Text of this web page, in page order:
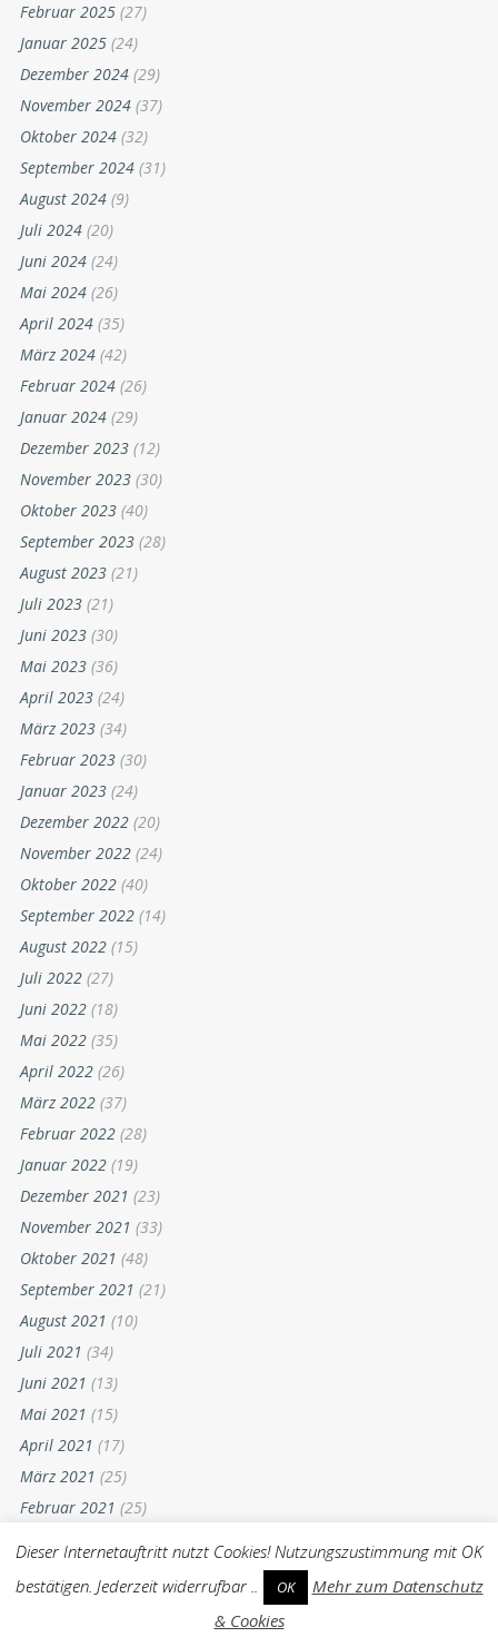
Februar 2025 (27)
Januar 2025 (24)
Dezember 2024 (29)
November 2024 (37)
Oktober 2024 (32)
September 2024 (31)
August 2024 (9)
Juli 2024 (20)
Juni 2024 (24)
Mai 2024 (26)
April 2024 (35)
März 2024 (42)
Februar 2024 (26)
Januar 2024 (29)
Dezember 2023 (12)
November 2023 (30)
Oktober 2023 (40)
September 2023 (28)
August 2023 (21)
Juli 2023 (21)
Juni 2023 (30)
Mai 2023 (36)
April 2023 (24)
März 2023 (34)
Februar 2023 (30)
Januar 2023 (24)
Dezember 2022 (20)
November 2022 (24)
Oktober 2022 (40)
September 2022 (14)
August 2022 (15)
Juli 2022 (27)
Juni 2022 (18)
Mai 2022 (35)
April 2022 (26)
März 2022 (37)
Februar 2022 (28)
Januar 2022 (19)
Dezember 2021 (23)
November 2021 (33)
Oktober 2021 (48)
September 2021 (21)
August 2021 (10)
Juli 2021 (34)
Juni 2021 (13)
Mai 2021 (15)
April 2021 (17)
März 2021 (25)
Februar 2021 (25)
November 2020
Dieser Internetauftritt nutzt Cookies! Nutzungszustimmung mit OK
bestätigen. Jederzeit widerrufbar ..
OK
Mehr zum Datenschutz
& Cookies